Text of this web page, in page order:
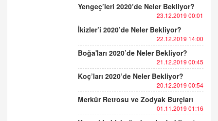
Yengeç’leri 2020’de Neler Bekliyor?
23.12.2019 00:01
İkizler’i 2020’de Neler Bekliyor?
22.12.2019 14:00
Boğa'ları 2020’de Neler Bekliyor?
21.12.2019 00:45
Koç’ları 2020’de Neler Bekliyor?
20.12.2019 00:54
Merkür Retrosu ve Zodyak Burçları
01.11.2019 01:16